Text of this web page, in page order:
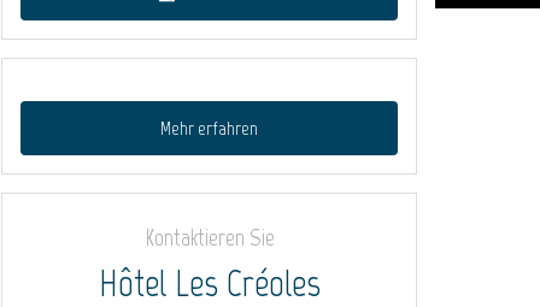
Mehr erfahren
Kontaktieren Sie
Hôtel Les Créoles